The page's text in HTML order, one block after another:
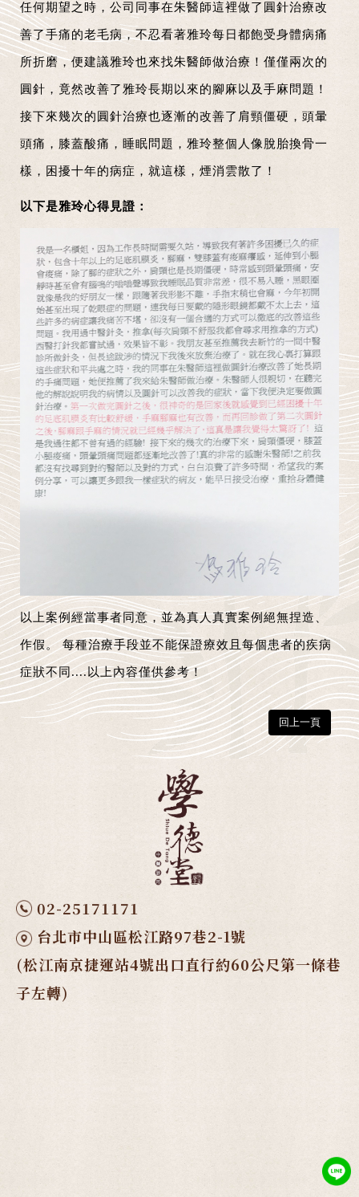
任何期望之時，公司同事在朱醫師這裡做了圓針治療改
善了手痛的老毛病，不忍看著雅玲每日都飽受身體病痛
所折磨，便建議雅玲也來找朱醫師做治療！僅僅兩次的
圓針，竟然改善了雅玲長期以來的腳麻以及手麻問題！
接下來幾次的圓針治療也逐漸的改善了肩頸僵硬，頭暈
頭痛，膝蓋酸痛，睡眠問題，雅玲整個人像脫胎換骨一
樣，困擾十年的病症，就這樣，煙消雲散了！
以下是雅玲心得見證：
以上案例經當事者同意，並為真人真實案例絕無捏造、
作假。 每種治療手段並不能保證療效且每個患者的疾病
症狀不同....以上內容僅供參考！
回上一頁
02-25171171
台北市中山區松江路97巷2-1號
(松江南京捷運站4號出口直行約60公尺第一條巷
子左轉)